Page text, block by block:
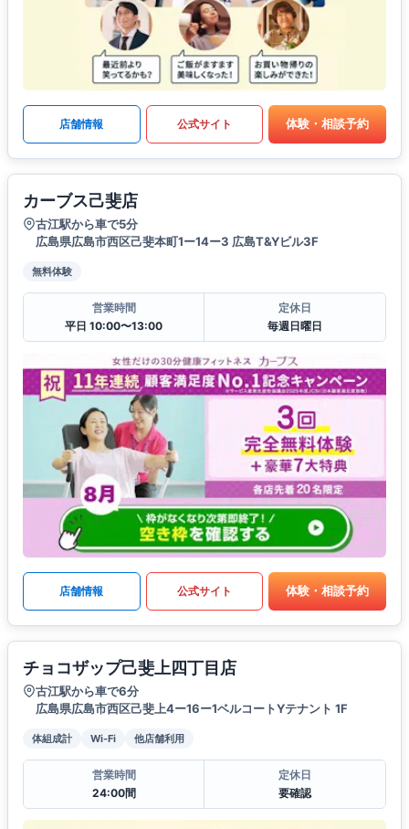
店舗情報 公式サイト 体験・相談予約
カーブス己斐店
古江駅から車で5分
広島県広島市西区己斐本町1ー14ー3 広島T&Yビル3F
無料体験
営業時間
平日 10:00〜13:00
定休日
毎週日曜日
店舗情報 公式サイト 体験・相談予約
チョコザップ己斐上四丁目店
古江駅から車で6分
広島県広島市西区己斐上4ー16ー1ベルコートYテナント 1F
体組成計 Wi-Fi 他店舗利用
営業時間
24:00間
定休日
要確認